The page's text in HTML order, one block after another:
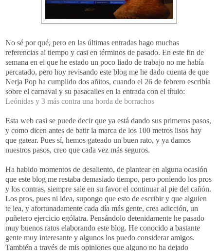
No sé por qué, pero en las últimas entradas hago muchas
referencias al tiempo y casi en términos de pasado. En este fin de
semana en el que he estado un poco liado de trabajo no me había
percatado, pero hoy revisando este blog me he dado cuenta de que
Nerja Pop ha cumplido dos añitos, cuando el 26 de febrero escribía
sobre el carnaval y su pasacalles en la entrada con el título:
Leónidas y 3 más contra una horda de borrachos
Esta web casi se puede decir que ya está dando sus primeros pasos,
y como dicen antes de batir la marca de los 100 metros lisos hay
que gatear. Pues sí, hemos gateado un buen rato, y ya damos
nuestros pasos, creo que cada vez más seguros.
Ha habido momentos de desaliento, de plantear en alguna ocasión
que este blog me restaba demasiado tiempo, pero poniendo los pros
y los contras, siempre sale en su favor el continuar al pie del cañón.
Los pros, pues ni idea, supongo que esto de escribir y que alguien
te lea, y afortunadamente cada día más gente, crea adicción, un
puñetero ejercicio ególatra. Pensándolo detenidamente he pasado
muy buenos ratos elaborando este blog. He conocido a bastante
gente muy interesante y algunos los puedo considerar amigos.
También a través de mis opiniones que alguno no ha dejado